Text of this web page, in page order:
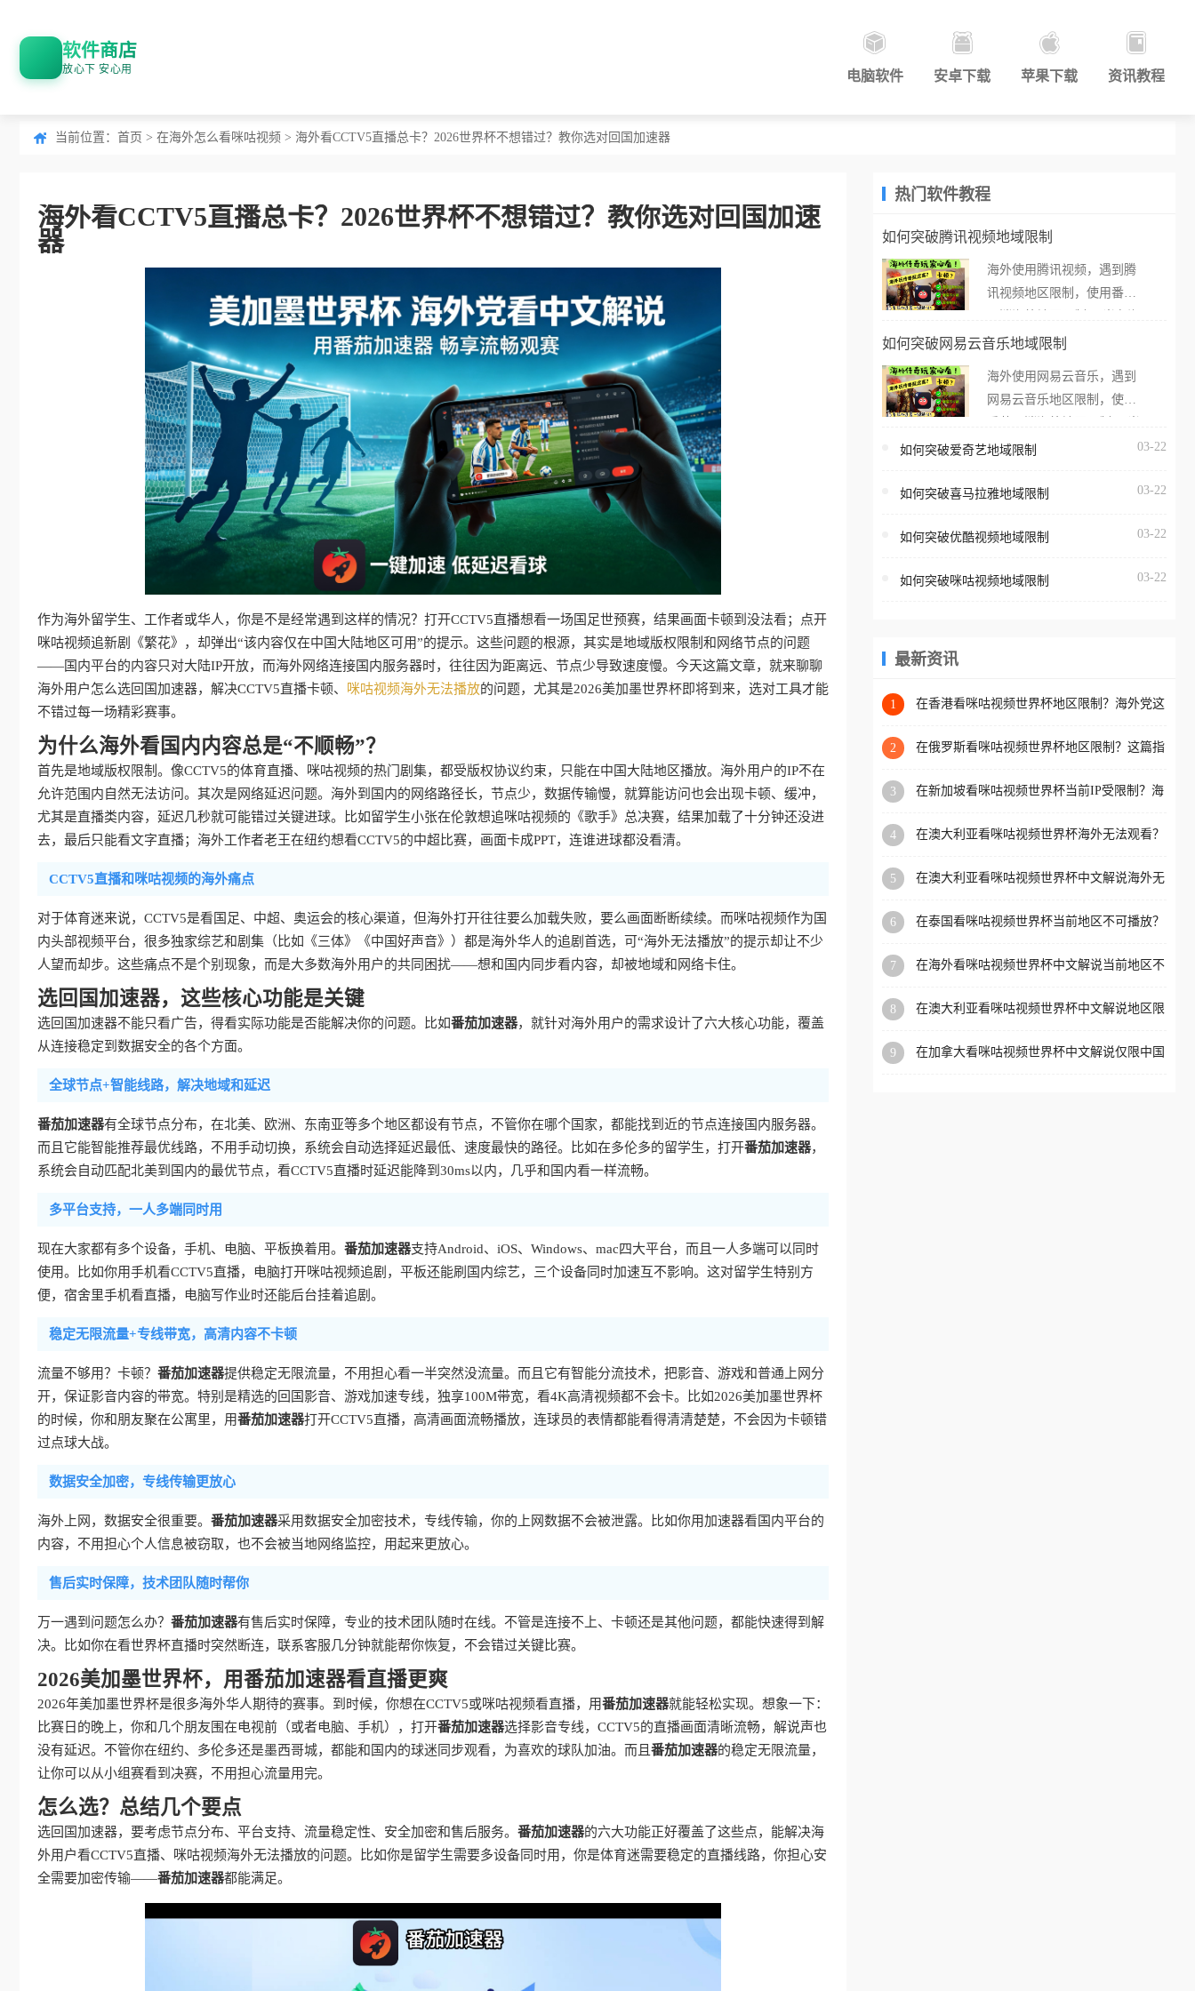
软件商店
放心下 安心用 电脑软件 安卓下载 苹果下载 资讯教程
当前位置： 首页 > 在海外怎么看咪咕视频 > 海外看CCTV5直播总卡？2026世界杯不想错过？教你选对回国加速器
海外看CCTV5直播总卡？2026世界杯不想错过？教你选对回国加速
器
作为海外留学生、工作者或华人，你是不是经常遇到这样的情况？打开CCTV5直播想看一场国足世预赛，结果画面卡顿到没法看；点开
咪咕视频追新剧《繁花》，却弹出“该内容仅在中国大陆地区可用”的提示。这些问题的根源，其实是地域版权限制和网络节点的问题
——国内平台的内容只对大陆IP开放，而海外网络连接国内服务器时，往往因为距离远、节点少导致速度慢。今天这篇文章，就来聊聊
海外用户怎么选回国加速器，解决CCTV5直播卡顿、 咪咕视频海外无法播放的问题，尤其是2026美加墨世界杯即将到来，选对工具才能
不错过每一场精彩赛事。
为什么海外看国内内容总是“不顺畅”？
首先是地域版权限制。像CCTV5的体育直播、咪咕视频的热门剧集，都受版权协议约束，只能在中国大陆地区播放。海外用户的IP不在
允许范围内自然无法访问。其次是网络延迟问题。海外到国内的网络路径长，节点少，数据传输慢，就算能访问也会出现卡顿、缓冲，
尤其是直播类内容，延迟几秒就可能错过关键进球。比如留学生小张在伦敦想追咪咕视频的《歌手》总决赛，结果加载了十分钟还没进
去，最后只能看文字直播；海外工作者老王在纽约想看CCTV5的中超比赛，画面卡成PPT，连谁进球都没看清。
CCTV5直播和咪咕视频的海外痛点
对于体育迷来说，CCTV5是看国足、中超、奥运会的核心渠道，但海外打开往往要么加载失败，要么画面断断续续。而咪咕视频作为国
内头部视频平台，很多独家综艺和剧集（比如《三体》《中国好声音》）都是海外华人的追剧首选，可“海外无法播放”的提示却让不少
人望而却步。这些痛点不是个别现象，而是大多数海外用户的共同困扰——想和国内同步看内容，却被地域和网络卡住。
选回国加速器，这些核心功能是关键
选回国加速器不能只看广告，得看实际功能是否能解决你的问题。比如番茄加速器，就针对海外用户的需求设计了六大核心功能，覆盖
从连接稳定到数据安全的各个方面。
全球节点+智能线路，解决地域和延迟
番茄加速器有全球节点分布，在北美、欧洲、东南亚等多个地区都设有节点，不管你在哪个国家，都能找到近的节点连接国内服务器。
而且它能智能推荐最优线路，不用手动切换，系统会自动选择延迟最低、速度最快的路径。比如在多伦多的留学生，打开番茄加速器，
系统会自动匹配北美到国内的最优节点，看CCTV5直播时延迟能降到30ms以内，几乎和国内看一样流畅。
多平台支持，一人多端同时用
现在大家都有多个设备，手机、电脑、平板换着用。 番茄加速器支持Android、iOS、Windows、mac四大平台，而且一人多端可以同时
使用。比如你用手机看CCTV5直播，电脑打开咪咕视频追剧，平板还能刷国内综艺，三个设备同时加速互不影响。这对留学生特别方
便，宿舍里手机看直播，电脑写作业时还能后台挂着追剧。
稳定无限流量+专线带宽，高清内容不卡顿
流量不够用？卡顿？ 番茄加速器提供稳定无限流量，不用担心看一半突然没流量。而且它有智能分流技术，把影音、游戏和普通上网分
开，保证影音内容的带宽。特别是精选的回国影音、游戏加速专线，独享100M带宽，看4K高清视频都不会卡。比如2026美加墨世界杯
的时候，你和朋友聚在公寓里，用番茄加速器打开CCTV5直播，高清画面流畅播放，连球员的表情都能看得清清楚楚，不会因为卡顿错
过点球大战。
数据安全加密，专线传输更放心
海外上网，数据安全很重要。 番茄加速器采用数据安全加密技术，专线传输，你的上网数据不会被泄露。比如你用加速器看国内平台的
内容，不用担心个人信息被窃取，也不会被当地网络监控，用起来更放心。
售后实时保障，技术团队随时帮你
万一遇到问题怎么办？ 番茄加速器有售后实时保障，专业的技术团队随时在线。不管是连接不上、卡顿还是其他问题，都能快速得到解
决。比如你在看世界杯直播时突然断连，联系客服几分钟就能帮你恢复，不会错过关键比赛。
2026美加墨世界杯，用番茄加速器看直播更爽
2026年美加墨世界杯是很多海外华人期待的赛事。到时候，你想在CCTV5或咪咕视频看直播，用番茄加速器就能轻松实现。想象一下：
比赛日的晚上，你和几个朋友围在电视前（或者电脑、手机），打开番茄加速器选择影音专线，CCTV5的直播画面清晰流畅，解说声也
没有延迟。不管你在纽约、多伦多还是墨西哥城，都能和国内的球迷同步观看，为喜欢的球队加油。而且 番茄加速器的稳定无限流量，
让你可以从小组赛看到决赛，不用担心流量用完。
怎么选？总结几个要点
选回国加速器，要考虑节点分布、平台支持、流量稳定性、安全加密和售后服务。 番茄加速器的六大功能正好覆盖了这些点，能解决海
外用户看CCTV5直播、咪咕视频海外无法播放的问题。比如你是留学生需要多设备同时用，你是体育迷需要稳定的直播线路，你担心安
全需要加密传输——番茄加速器都能满足。
热门软件教程
如何突破腾讯视频地域限制
海外使用腾讯视频，遇到腾
讯视频地区限制，使用番茄
外打开腾讯视频，却突然弹
地区无法播放”的提示语。
海外用户如香港、澳门、台
亚、欧洲等国家和地区时，
台一样，出现地区及版权限
地区播放。 遇到这个问题的
区工作、留学、定居等，都
权限制所困扰。
如何突破网易云音乐地域限制
海外使用网易云音乐，遇到
网易云音乐地区限制，使用
在海外打开网易云音乐，却
所在的地区无法播放”的提示
门、台湾、美国、加拿大、
区时，网易云音乐也会像其
回国加速器，即可解决「海
版权限制」的问题，无论人
国、加拿大、澳大利亚、欧
学、定居等，都可以使用，
扰。
如何突破爱奇艺地域限制 03-22
如何突破喜马拉雅地域限制 03-22
如何突破优酷视频地域限制 03-22
如何突破咪咕视频地域限制 03-22
最新资讯
1
在香港看咪咕视频世界杯地区限制？海外党这
2
在俄罗斯看咪咕视频世界杯地区限制？这篇指
3
在新加坡看咪咕视频世界杯当前IP受限制？海
4
在澳大利亚看咪咕视频世界杯海外无法观看？
5
在澳大利亚看咪咕视频世界杯中文解说海外无
6
在泰国看咪咕视频世界杯当前地区不可播放？
7
在海外看咪咕视频世界杯中文解说当前地区不
8
在澳大利亚看咪咕视频世界杯中文解说地区限
9
在加拿大看咪咕视频世界杯中文解说仅限中国